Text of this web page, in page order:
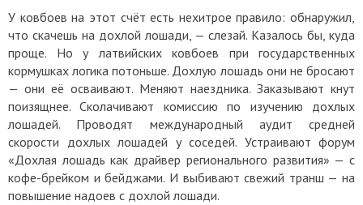
У ковбоев на этот счёт есть нехитрое правило: обнаружил,
что скачешь на дохлой лошади, — слезай. Казалось бы, куда
проще. Но у латвийских ковбоев при государственных
кормушках логика потоньше. Дохлую лошадь они не бросают
— они её осваивают. Меняют наездника. Заказывают кнут
поизящнее. Сколачивают комиссию по изучению дохлых
лошадей. Проводят международный аудит средней
скорости дохлых лошадей у соседей. Устраивают форум
«Дохлая лошадь как драйвер регионального развития» — с
кофе-брейком и бейджами. И выбивают свежий транш — на
повышение надоев с дохлой лошади.